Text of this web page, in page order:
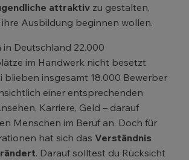
attraktiv zu gestalten,
Ausbildung beginnen wollen.
Deutschland 22.000
im Handwerk nicht besetzt
blieben insgesamt 18.000 Bewerber
einer entsprechenden
Karriere, Geld – darauf
Menschen im Beruf an. Doch für
hat sich das Verständnis
. Darauf solltest du Rücksicht